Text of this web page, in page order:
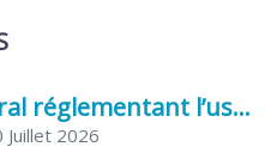
Arrêté préfectoral réglementant l’usage de l’eau
Juillet 2026